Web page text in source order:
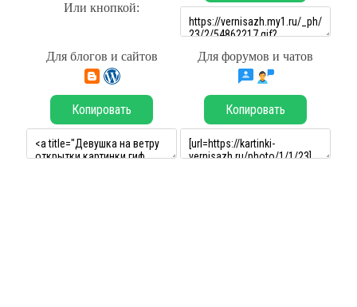
Или кнопкой:
Для блогов и сайтов Для форумов и чатов
Копировать Копировать